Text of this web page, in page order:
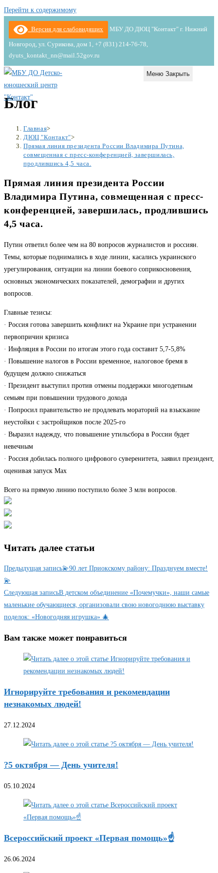
Перейти к содержимому
Версия для слабовидящих МБУ ДО ДЮЦ "Контакт" г. Нижний
Новгород, ул. Сурикова, дом 1, +7 (831) 214-76-78,
dyuts_kontakt_nn@mail.52gov.ru
Меню Закрыть
Блог
Главная>
ДЮЦ "Контакт">
Прямая линия президента России Владимира Путина,
совмещенная с пресс-конференцией, завершилась,
продлившись 4,5 часа.
Прямая линия президента России
Владимира Путина, совмещенная с пресс-
конференцией, завершилась, продлившись
4,5 часа.
Путин ответил более чем на 80 вопросов журналистов и россиян.
Темы, которые поднимались в ходе линии, касались украинского
урегулирования, ситуации на линии боевого соприкосновения,
основных экономических показателей, демографии и других
вопросов.
Главные тезисы:
· Россия готова завершить конфликт на Украине при устранении
первопричин кризиса
·️ Инфляция в России по итогам этого года составит 5,7-5,8%
·️ Повышение налогов в России временное, налоговое бремя в
будущем должно снижаться
·️ Президент выступил против отмены поддержки многодетным
семьям при повышении трудового дохода
·️ Попросил правительство не продлевать мораторий на взыскание
неустойки с застройщиков после 2025-го
·️ Выразил надежду, что повышение утильсбора в России будет
невечным
· Россия добилась полного цифрового суверенитета, заявил президент,
оценивая запуск Max
Всего на прямую линию поступило более 3 млн вопросов.
Читать далее статьи
Предыдущая запись💫90 лет Приокскому району: Празднуем вместе!
💫
Следующая записьВ детском объединение «Почемучки», наши самые
маленькие обучающиеся, организовали свою новогоднюю выставку
поделок: «Новогодняя игрушка» 🎄
Вам также может понравиться
Игнорируйте требования и рекомендации
незнакомых людей!
27.12.2024
?5 октября — День учителя!
05.10.2024
Всероссийский проект «Первая помощь»☝
26.06.2024